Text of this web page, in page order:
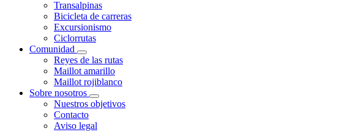
Transalpinas
Bicicleta de carreras
Excursionismo
Ciclorrutas
Comunidad
Reyes de las rutas
Maillot amarillo
Maillot rojiblanco
Sobre nosotros
Nuestros objetivos
Contacto
Aviso legal